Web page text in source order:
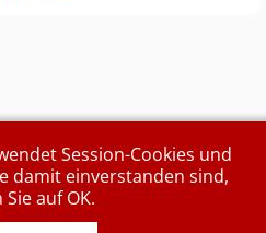
Session-Cookies und
damit einverstanden sind,
Sie auf OK.